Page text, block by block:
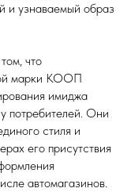
и узнаваемый образ
что
марки КООП
имиджа
потребителей. Они
стиля и
его присутствия
автомагазинов.